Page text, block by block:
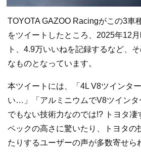
TOYOTA GAZOO Racingがこの3車
をツイートしたところ、2025年12
ト、4.9万いいねを記録するなど、
なものとなっています。
本ツイートには、「4L V8ツインタ
い…」「アルミニウムでV8ツインタ
でもない技術力なのでは!? トヨタ凄
ペックの高さに驚いたり、トヨタの
たりするユーザーの声が多数寄せら